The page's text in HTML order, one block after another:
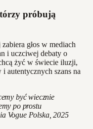
próbują
głos w mediach
i uczciwej debaty o
żyć w świecie iluzji,
autentycznych szans na
być wiecznie
po prostu
Vogue Polska, 2025